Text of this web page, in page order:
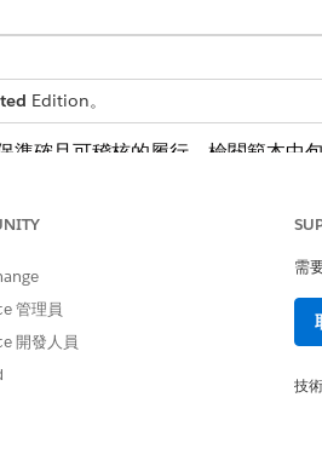
Edition。
確且可稽核的履行。檢閱範本中包
擴充此流程,以包含自訂邏輯,例如
管理員
開發人員
需
技